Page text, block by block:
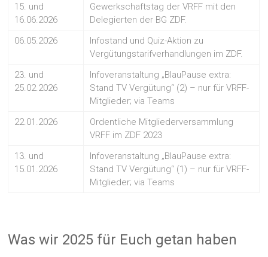
15. und
16.06.2026
Gewerkschaftstag der VRFF mit den
Delegierten der BG ZDF.
06.05.2026
Infostand und Quiz-Aktion zu
Vergütungstarifverhandlungen im ZDF.
23. und
25.02.2026
Infoveranstaltung „BlauPause extra:
Stand TV Vergütung“ (2) – nur für VRFF-
Mitglieder; via Teams
22.01.2026
Ordentliche Mitgliederversammlung
VRFF im ZDF 2023
13. und
15.01.2026
Infoveranstaltung „BlauPause extra:
Stand TV Vergütung“ (1) – nur für VRFF-
Mitglieder; via Teams
Was wir 2025 für Euch getan haben